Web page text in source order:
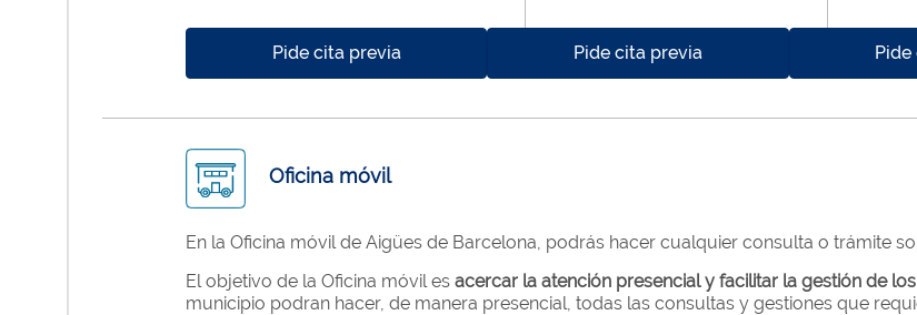
Pide cita previa Pide cita previa
Oficina móvil
En la Oficina móvil de Aigües de Barcelona, podrás hacer cualquier consulta o trámite
El objetivo de la Oficina móvil es acercar la atención presencial y facilitar la gestión de
municipio podran hacer, de manera presencial, todas las consultas y gestiones que